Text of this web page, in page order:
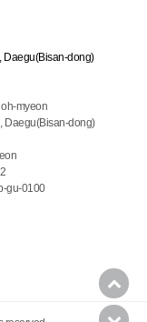
Daegu(Bisan-dong)
myeon
Daegu(Bisan-dong)
gu-0100